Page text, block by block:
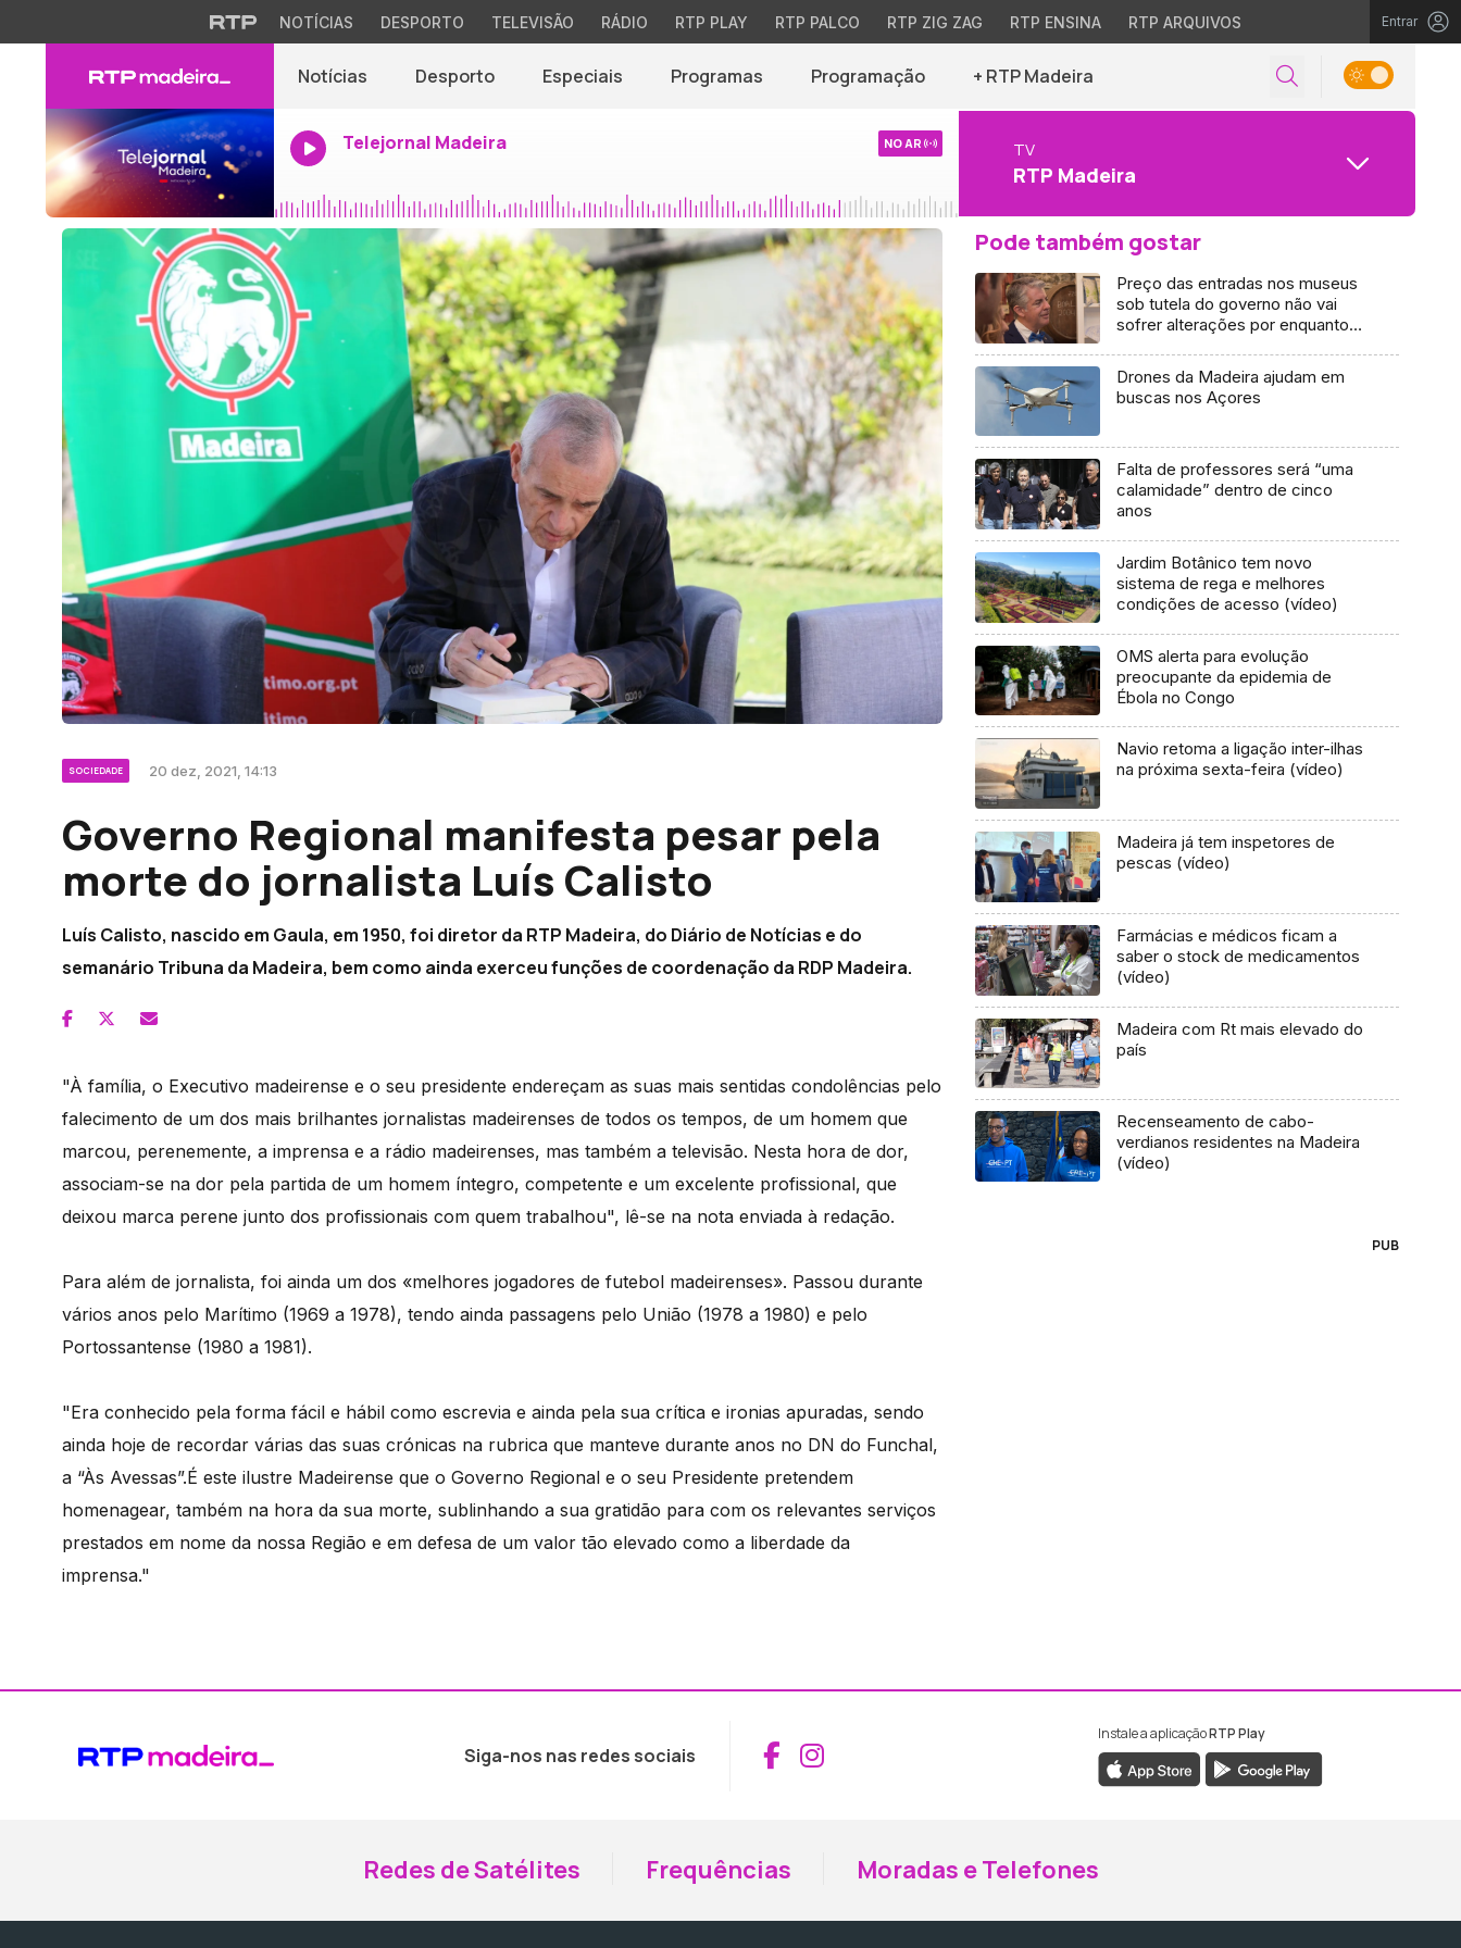
NOTÍCIAS DESPORTO TELEVISÃO RÁDIO RTP PLAY RTP PALCO RTP ZIG ZAG RTP ENSINA RTP ARQUIVOS Entrar
Notícias Desporto Especiais Programas Programação + RTP Madeira
Telejornal Madeira NO AR TV
RTP Madeira
SOCIEDADE 20 dez, 2021, 14:13
Governo Regional manifesta pesar pela
morte do jornalista Luís Calisto
Luís Calisto, nascido em Gaula, em 1950, foi diretor da RTP Madeira, do Diário de Notícias e do
semanário Tribuna da Madeira, bem como ainda exerceu funções de coordenação da RDP Madeira.
"À família, o Executivo madeirense e o seu presidente endereçam as suas mais sentidas condolências pelo
falecimento de um dos mais brilhantes jornalistas madeirenses de todos os tempos, de um homem que
marcou, perenemente, a imprensa e a rádio madeirenses, mas também a televisão. Nesta hora de dor,
associam-se na dor pela partida de um homem íntegro, competente e um excelente profissional, que
deixou marca perene junto dos profissionais com quem trabalhou", lê-se na nota enviada à redação.
Para além de jornalista, foi ainda um dos «melhores jogadores de futebol madeirenses». Passou durante
vários anos pelo Marítimo (1969 a 1978), tendo ainda passagens pelo União (1978 a 1980) e pelo
Portossantense (1980 a 1981).
"Era conhecido pela forma fácil e hábil como escrevia e ainda pela sua crítica e ironias apuradas, sendo
ainda hoje de recordar várias das suas crónicas na rubrica que manteve durante anos no DN do Funchal,
a “Às Avessas”.É este ilustre Madeirense que o Governo Regional e o seu Presidente pretendem
homenagear, também na hora da sua morte, sublinhando a sua gratidão para com os relevantes serviços
prestados em nome da nossa Região e em defesa de um valor tão elevado como a liberdade da
imprensa."
Pode também gostar
Preço das entradas nos museus
sob tutela do governo não vai
sofrer alterações por enquanto
Drones da Madeira ajudam em
buscas nos Açores
Falta de professores será “uma
calamidade” dentro de cinco
anos
Jardim Botânico tem novo
sistema de rega e melhores
condições de acesso (vídeo)
OMS alerta para evolução
preocupante da epidemia de
Ébola no Congo
Navio retoma a ligação inter-ilhas
na próxima sexta-feira (vídeo)
Madeira já tem inspetores de
pescas (vídeo)
Farmácias e médicos ficam a
saber o stock de medicamentos
(vídeo)
Madeira com Rt mais elevado do
país
Recenseamento de cabo-
verdianos residentes na Madeira
(vídeo)
PUB
Siga-nos nas redes sociais Aceder ao Facebook da RTP Madeira
Aceder ao Instagram da RTP Madeira
Instale a aplicaçãoRTP Play
Redes de Satélites Frequências Moradas e Telefones